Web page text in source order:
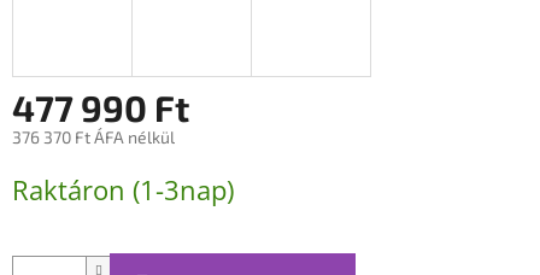
477 990 Ft
376 370 Ft ÁFA nélkül
Raktáron (1-3nap)